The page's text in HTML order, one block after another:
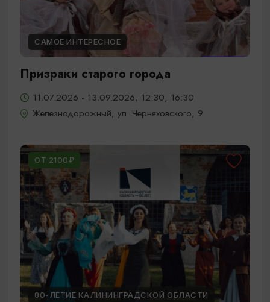
САМОЕ ИНТЕРЕСНОЕ
Призраки старого города
11.07.2026 - 13.09.2026, 12:30, 16:30
Железнодорожный, ул. Черняховского, 9
ОТ 2100₽
80-ЛЕТИЕ КАЛИНИНГРАДСКОЙ ОБЛАСТИ